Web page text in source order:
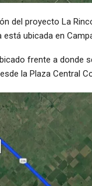
del proyecto La
está ubicada en
frente a donde
la Plaza Central